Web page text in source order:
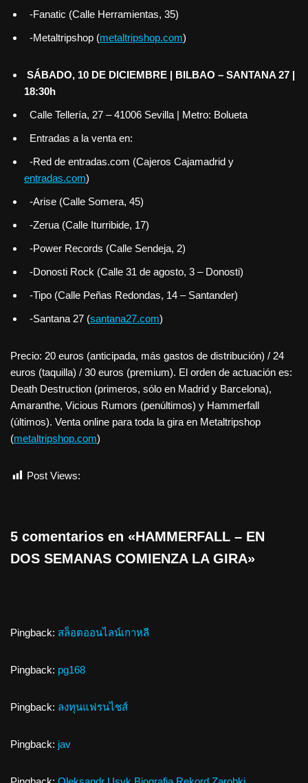
-Fanatic (Calle Herramientas, 35)
-Metaltripshop (metaltripshop.com)
SÁBADO, 10 DE DICIEMBRE | BILBAO – SANTANA 27 |
18:30h
Calle Tellería, 27 – 41006 Sevilla | Metro: Bolueta
Entradas a la venta en:
-Red de entradas.com (Cajeros Cajamadrid y
entradas.com)
-Arise (Calle Somera, 45)
-Zerua (Calle Iturribide, 17)
-Power Records (Calle Sendeja, 2)
-Donosti Rock (Calle 31 de agosto, 3 – Donosti)
-Tipo (Calle Peñas Redondas, 14 – Santander)
-Santana 27 (santana27.com)
Precio: 20 euros (anticipada, más gastos de distribución) / 24
euros (taquilla) / 30 euros (premium). El orden de actuación es:
Death Destruction (primeros, sólo en Madrid y Barcelona),
Amaranthe, Vicious Rumors (penúltimos) y Hammerfall
(últimos). Venta online para toda la gira en Metaltripshop
(metaltripshop.com)
Post Views:
5 comentarios en «HAMMERFALL – EN
DOS SEMANAS COMIENZA LA GIRA»
Pingback: สล็อตออนไลน์เกาหลี
Pingback: pg168
Pingback: ลงทุนแฟรนไชส์
Pingback: jav